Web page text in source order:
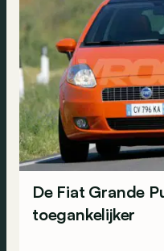
De Fiat Grande
toegankelijker